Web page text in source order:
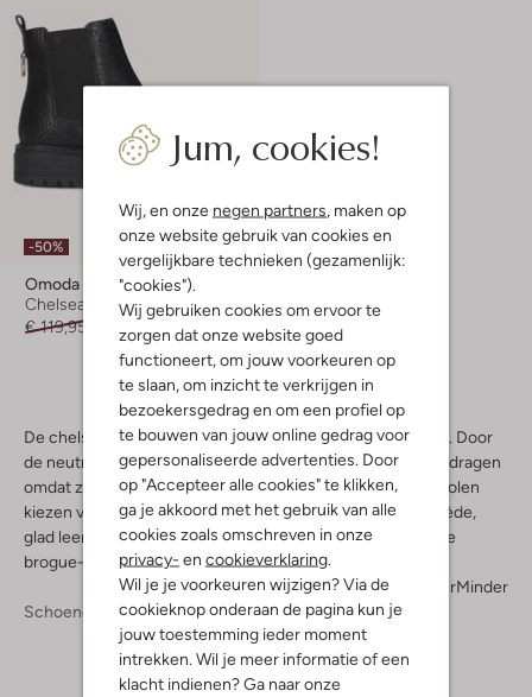
Jum, cookies!
Wij, en onze negen partners , maken op
onze website gebruik van cookies en
vergelijkbare technieken (gezamenlijk:
"cookies").
Wij gebruiken cookies om ervoor te
zorgen dat onze website goed
functioneert, om jouw voorkeuren op
te slaan, om inzicht te verkrijgen in
bezoekersgedrag en om een profiel op
te bouwen van jouw online gedrag voor
gepersonaliseerde advertenties. Door
op "Accepteer alle cookies" te klikken,
ga je akkoord met het gebruik van alle
cookies zoals omschreven in onze
privacy- en cookieverklaring
Wil je je voorkeuren wijzigen? Via de
cookieknop onderaan de pagina kun je
jouw toestemming ieder moment
intrekken. Wil je meer informatie of een
klacht indienen? Ga naar onze
-50%
Omoda
Chelsea boots
€ 119,95
De chelsea boots voor dames van Omoda zijn fijne basics. Door
de neutrale kleuren passen ze overal bij en je zult ze vaak dragen
omdat ze zo comfortabel zitten. Je kunt ook extra grove zolen
kiezen voor een stoer effect. De uppers zijn van zacht suède,
glad leer en leer met dierenprint. Ze hebben vaak klassieke
brogue-gaatjes en fraaie stiksels.
MeerMinder
Schoenen
Boots Boots Dames